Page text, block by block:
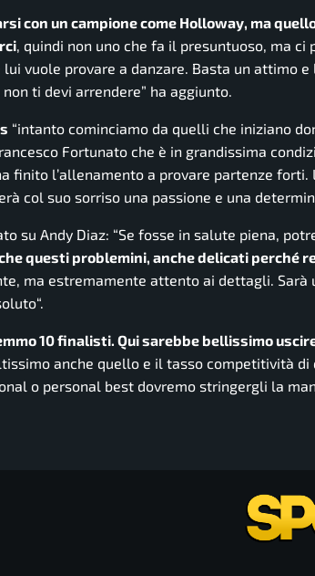
con un campione come Holloway, ma
, quindi non uno che fa il presuntuoso, ma
lui vuole provare a danzare. Basta un attimo
ti devi arrendere” ha aggiunto.
“intanto cominciamo da quelli che iniziano
Fortunato che è in grandissima
finito l’allenamento a provare partenze forti.
col suo sorriso una passione e una
su Andy Diaz: “Se fosse in salute piena,
questi problemini, anche delicati perché
ma estremamente attento ai dettagli.
“.
10 finalisti. Qui sarebbe bellissimo
anche quello e il tasso competitività
o personal best dovremo stringergli la